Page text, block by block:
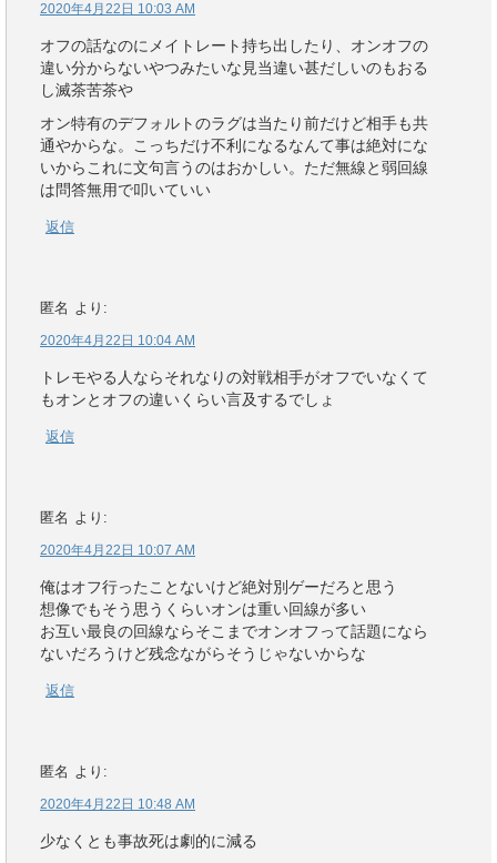
2020年4月22日 10:03 AM
オフの話なのにメイトレート持ち出したり、オンオフの
違い分からないやつみたいな見当違い甚だしいのもおる
し滅茶苦茶や
オン特有のデフォルトのラグは当たり前だけど相手も共
通やからな。こっちだけ不利になるなんて事は絶対にな
いからこれに文句言うのはおかしい。ただ無線と弱回線
は問答無用で叩いていい
返信
匿名 より:
2020年4月22日 10:04 AM
トレモやる人ならそれなりの対戦相手がオフでいなくて
もオンとオフの違いくらい言及するでしょ
返信
匿名 より:
2020年4月22日 10:07 AM
俺はオフ行ったことないけど絶対別ゲーだろと思う
想像でもそう思うくらいオンは重い回線が多い
お互い最良の回線ならそこまでオンオフって話題になら
ないだろうけど残念ながらそうじゃないからな
返信
匿名 より:
2020年4月22日 10:48 AM
少なくとも事故死は劇的に減る